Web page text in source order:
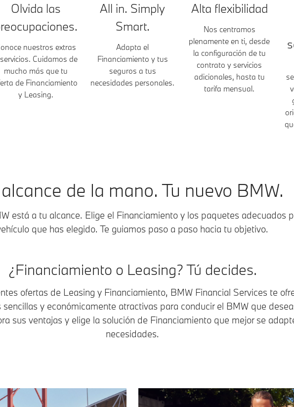
Olvida las
nuestros extras
Cuidamos de
mucho más que tu
de Financiamiento
y Leasing.
All in. Simply
Smart.
Adapta el
Financiamiento y tus
seguros a tus
necesidades personales.
Alta flexibilidad
Nos centramos
plenamente en ti, desde
la configuración de tu
contrato y servicios
adicionales, hasta tu
tarifa mensual.
de la mano. Tu nuevo BMW.
está a tu alcance. Elige el Financiamiento y los paquetes adecuados
que has elegido. Te guiamos paso a paso hacia tu objetivo.
¿Financiamiento o Leasing? Tú decides.
ofertas de Leasing y Financiamiento, BMW Financial Services te
sencillas y económicamente atractivas para conducir el BMW que
sus ventajas y elige la solución de Financiamiento que mejor se
necesidades.